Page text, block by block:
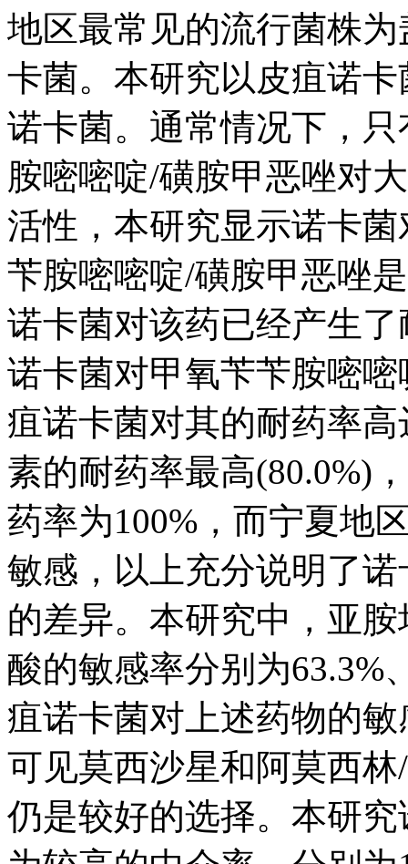
地区最常见的流行菌株
卡菌。本研究以皮疽诺
诺卡菌。通常情况下，
胺嘧嘧啶/磺胺甲恶唑对
活性，本研究显示诺卡
苄胺嘧嘧啶/磺胺甲恶唑
诺卡菌对该药已经产生
诺卡菌对甲氧苄苄胺嘧
疽诺卡菌对其的耐药率
素的耐药率最高(80.0%)
药率为100%，而宁夏地
敏感，以上充分说明了
的差异。本研究中，亚
酸的敏感率分别为63.3%
疽诺卡菌对上述药物的敏
可见莫西沙星和阿莫西
仍是较好的选择。本研